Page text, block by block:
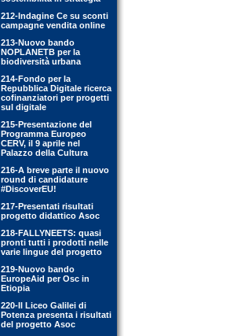
212-Indagine Ce su sconti
campagne vendita online
213-Nuovo bando
NOPLANETB per la
biodiversità urbana
214-Fondo per la
Repubblica Digitale ricerca
cofinanziatori per progetti
sul digitale
215-Presentazione del
Programma Europeo
CERV, il 9 aprile nel
Palazzo della Cultura
216-A breve parte il nuovo
round di candidature
#DiscoverEU!
217-Presentati risultati
progetto didattico Asoc
218-FALLYNEETS: quasi
pronti tutti i prodotti nelle
varie lingue del progetto
219-Nuovo bando
EuropeAid per Osc in
Etiopia
220-Il Liceo Galilei di
Potenza presenta i risultati
del progetto Asoc